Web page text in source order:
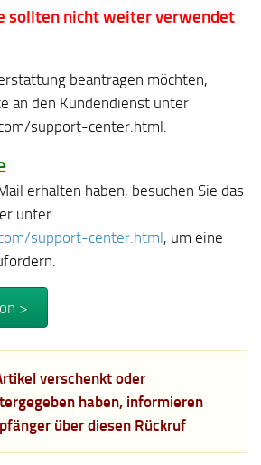
sollten nicht weiter verwendet
beantragen möchten,
an den Kundendienst unter
support-center.html.
erhalten haben, besuchen Sie das
unter
support-center.html, um eine
>
verschenkt oder
haben, informieren
über diesen Rückruf